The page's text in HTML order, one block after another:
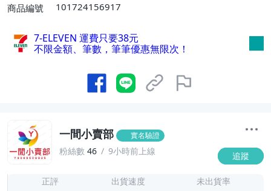
商品編號
101724156917
7-ELEVEN 運費只要38元
不限金額、筆數，筆筆優惠無限次！
一間小賣部 實名驗證
粉絲數 46 9小時前上線 追蹤
正評 出貨速度 未出貨率